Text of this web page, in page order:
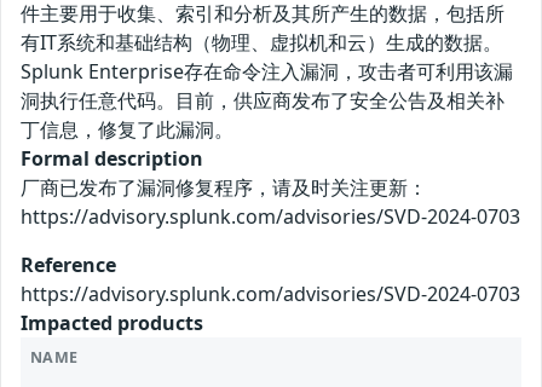
件主要用于收集、索引和分析及其所产生的数据，包括所
有IT系统和基础结构（物理、虚拟机和云）生成的数据。
Splunk Enterprise存在命令注入漏洞，攻击者可利用该漏
洞执行任意代码。目前，供应商发布了安全公告及相关补
丁信息，修复了此漏洞。
Formal description
厂商已发布了漏洞修复程序，请及时关注更新：
https://advisory.splunk.com/advisories/SVD-2024-0703
Reference
https://advisory.splunk.com/advisories/SVD-2024-0703
Impacted products
NAME